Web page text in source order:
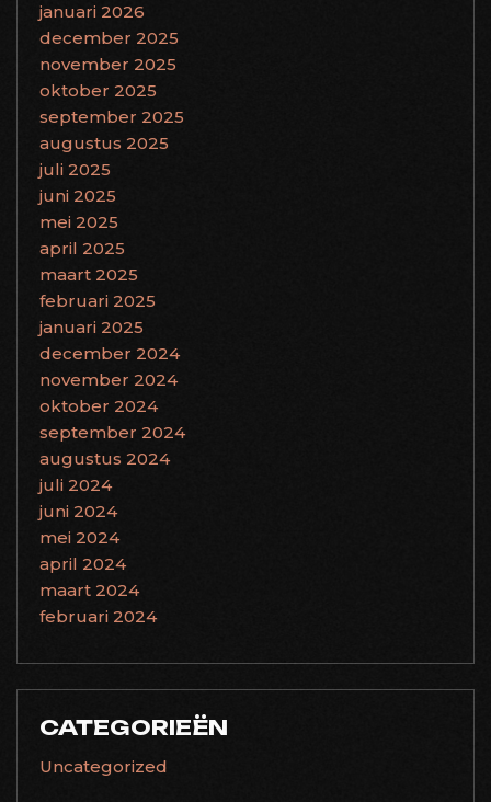
januari 2026
december 2025
november 2025
oktober 2025
september 2025
augustus 2025
juli 2025
juni 2025
mei 2025
april 2025
maart 2025
februari 2025
januari 2025
december 2024
november 2024
oktober 2024
september 2024
augustus 2024
juli 2024
juni 2024
mei 2024
april 2024
maart 2024
februari 2024
CATEGORIEËN
Uncategorized